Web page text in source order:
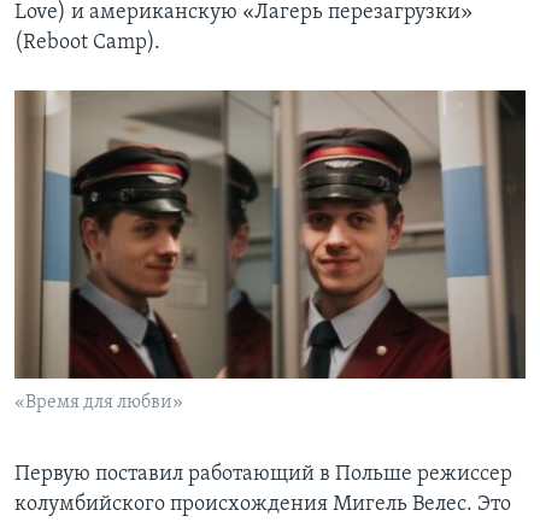
Love) и американскую «Лагерь перезагрузки»
(Reboot Camp).
«Время для любви»
Первую поставил работающий в Польше режиссер
колумбийского происхождения Мигель Велес. Это